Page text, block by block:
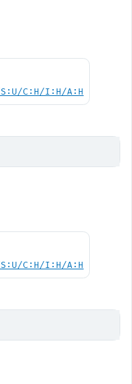
C:H/I:H/A:H
S:U/C:H/I:H/A:H